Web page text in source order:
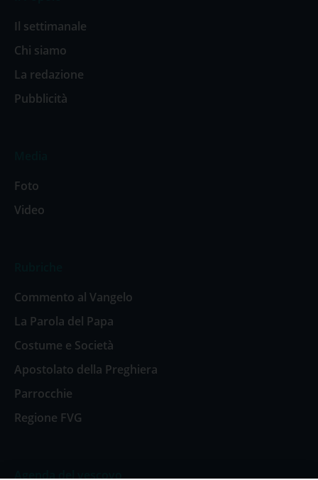
Il settimanale
Chi siamo
La redazione
Pubblicità
Foto
Video
Commento al Vangelo
La Parola del Papa
Costume e Società
Apostolato della Preghiera
Parrocchie
Regione FVG
Agenda del vescovo